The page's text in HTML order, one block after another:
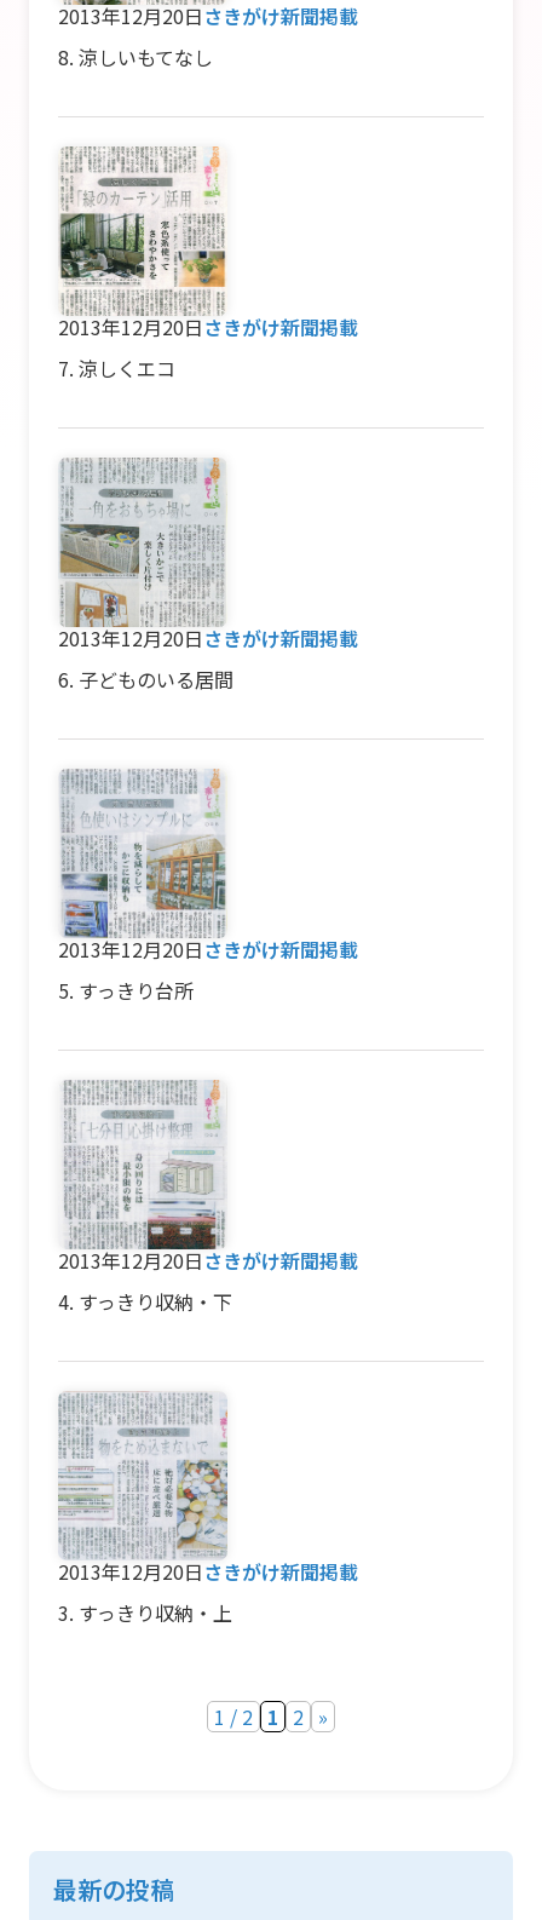
2013年12月20日さきがけ新聞掲載
8. 涼しいもてなし
2013年12月20日さきがけ新聞掲載
7. 涼しくエコ
2013年12月20日さきがけ新聞掲載
6. 子どものいる居間
2013年12月20日さきがけ新聞掲載
5. すっきり台所
2013年12月20日さきがけ新聞掲載
4. すっきり収納・下
2013年12月20日さきがけ新聞掲載
3. すっきり収納・上
1 / 2 1 2 »
最新の投稿